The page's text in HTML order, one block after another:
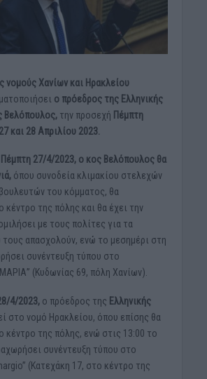
νομούς Χανίων και Ηρακλείου
ο πρόεδρος της Ελληνικής
Βελόπουλος,την προσεχή Πέμπτη
και 28 Απριλίου 2023.
Πέμπτη 27/4/2023, ο κος Βελόπουλος θα
όπου συνοδεία κλιμακίου στελεχών
του κόμματος, θα
κέντρο της πόλης και θα έχει την
με τους πολίτες για τα
απασχολούν, ενώ το μεσημέρι στη
συνέντευξη τύπου στο
(Κυδωνίας 69, πόλη Χανίων).
4/2023,ο πρόεδρος της Ελληνικής
στο νομό Ηρακλείου, όπου επίσης θα
κέντρο της πόλης, ενώ στις 13:00 το
συνέντευξη τύπου στο
(Κατεχάκη 17, στο κέντρο της